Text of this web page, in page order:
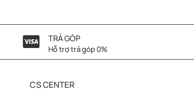
TRẢ GÓP
Hỗ trợ trả góp 0%
CS CENTER